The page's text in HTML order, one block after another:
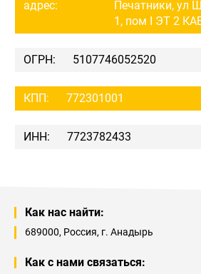
адрес:
Печатники, ул
1, пом I ЭТ 2
ОГРН: 5107746052520
КПП: 772301001
ИНН: 7723782433
Как нас найти:
689000, Россия, г. Анадырь
Как с нами связаться: